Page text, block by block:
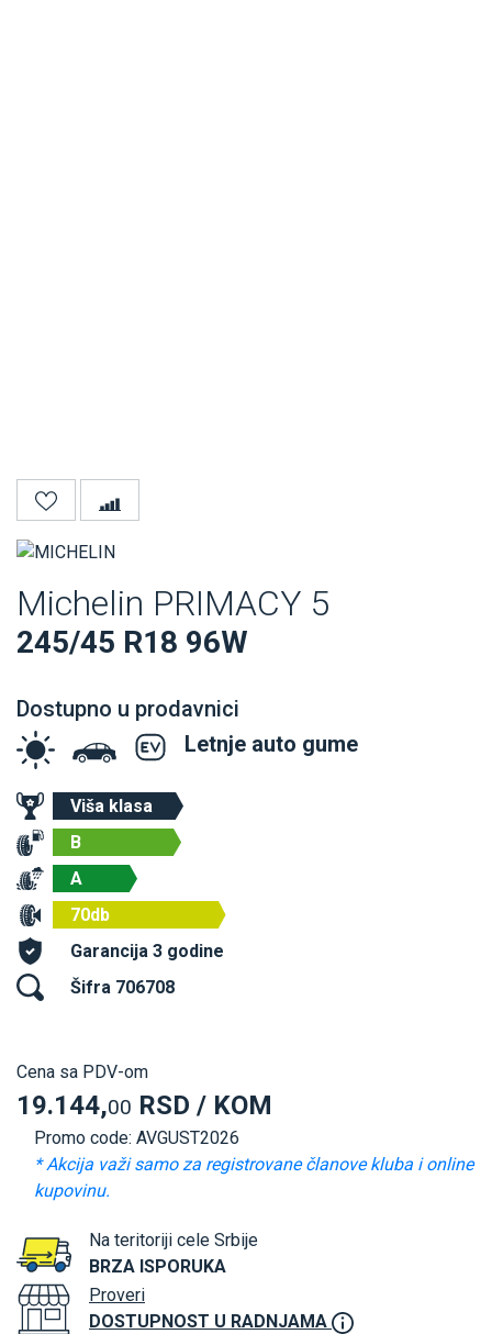
Michelin PRIMACY 5
245/45 R18 96W
Dostupno u prodavnici
Letnje auto gume
Viša klasa
B
A
70db
Garancija 3 godine
Šifra 706708
Cena sa PDV-om
19.144,00 RSD / KOM
Promo code: AVGUST2026
* Akcija važi samo za registrovane članove kluba i online
kupovinu.
Na teritoriji cele Srbije
BRZA ISPORUKA
Proveri
DOSTUPNOST U RADNJAMA